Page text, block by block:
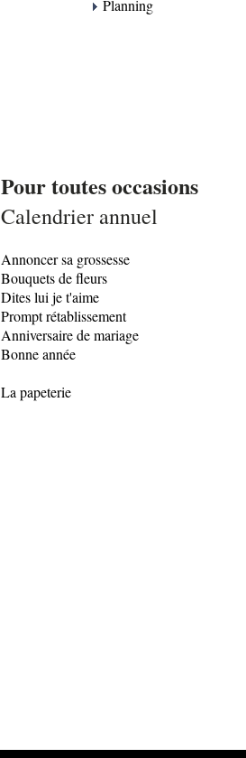
Planning
Pour toutes occasions
Calendrier annuel
Annoncer sa grossesse
Bouquets de fleurs
Dites lui je t'aime
Prompt rétablissement
Anniversaire de mariage
Bonne année
La papeterie